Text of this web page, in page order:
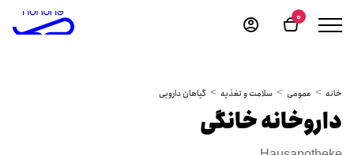
0
خانه عمومی سلامت و تغذیه گیاهان دارویی
داروخانه خانگی